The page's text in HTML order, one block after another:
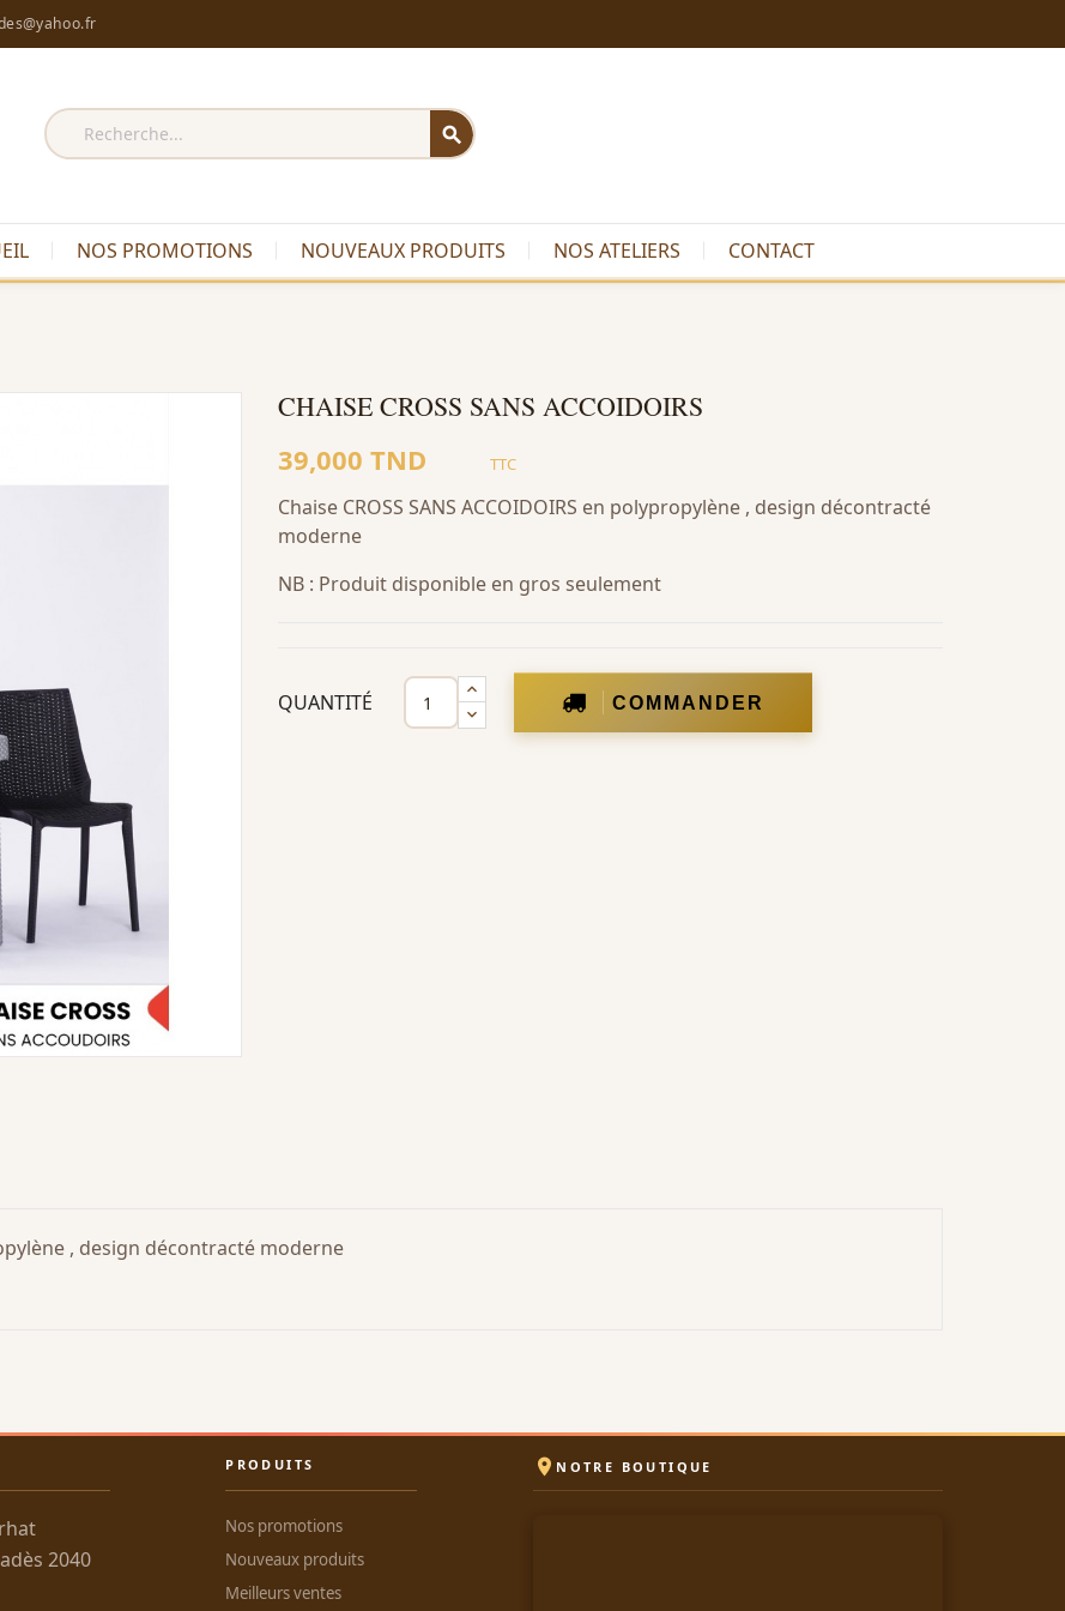
search
NOS PROMOTIONS NOUVEAUX PRODUITS NOS ATELIERS CONTACT
CHAISE CROSS SANS ACCOIDOIRS
39,000 TND TTC
Chaise CROSS SANS ACCOIDOIRS en polypropylène , design décontracté
moderne
NB : Produit disponible en gros seulement
QUANTITÉ COMMANDER
, design décontracté moderne
2040
PRODUITS
Nos promotions
Nouveaux produits
Meilleurs ventes
 NOTRE BOUTIQUE